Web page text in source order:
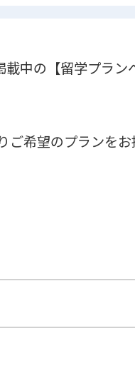
中の【留学プラン
ご希望のプランをお